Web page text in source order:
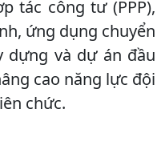
tác công tư (PPP),
ứng dụng chuyển
dựng và dự án đầu
cao năng lực đội
chức.